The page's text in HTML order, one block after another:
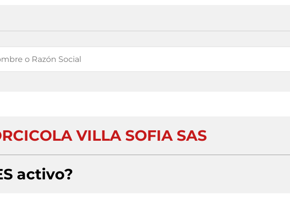
VILLA SOFIA SAS
activo?